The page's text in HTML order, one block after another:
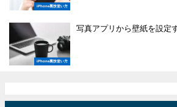
iPhone裏技使い方
iPhone裏技使い方
写真アプリから壁紙を設定